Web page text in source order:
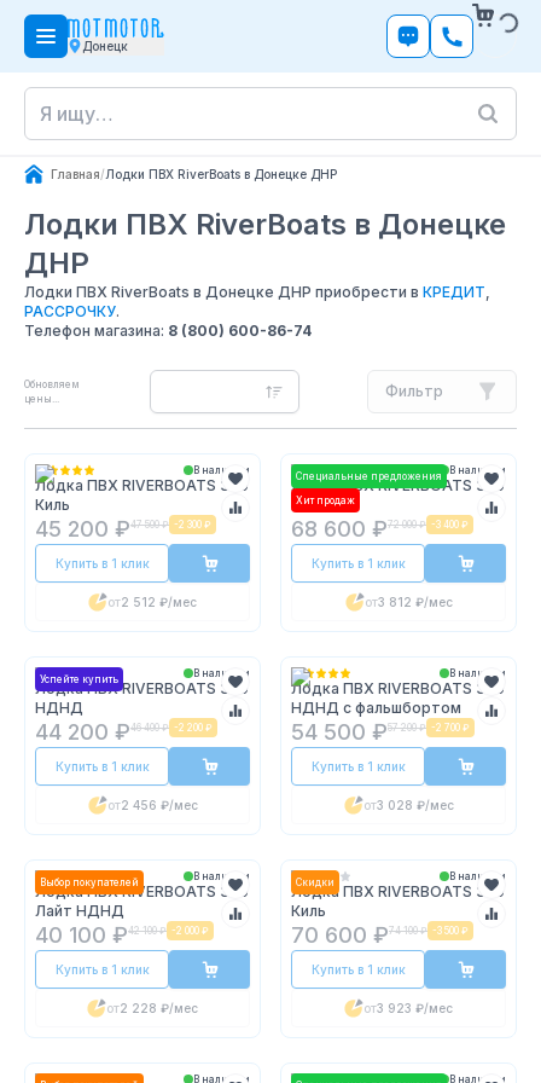
Донецк
Главная/Лодки ПВХ RiverBoats в Донецке ДНР
Лодки ПВХ RiverBoats в Донецке
ДНР
Лодки ПВХ RiverBoats в Донецке ДНР приобрести в КРЕДИТ,
РАССРОЧКУ.
Телефон магазина: 8 (800) 600-86-74
Обновляем
цены...
Фильтр
В наличии
Лодка ПВХ RIVERBOATS 370
Киль
45 200 ₽47 500 ₽ -2 300 ₽
Купить в 1 клик
от2 512 ₽/мес
Специальные предложения
Хит продаж
В наличии
Лодка ПВХ RIVERBOATS 390
НДНД
68 600 ₽72 000 ₽ -3 400 ₽
Купить в 1 клик
от3 812 ₽/мес
Успейте купить В наличии
Лодка ПВХ RIVERBOATS 350
НДНД
44 200 ₽46 400 ₽ -2 200 ₽
Купить в 1 клик
от2 456 ₽/мес
В наличии
Лодка ПВХ RIVERBOATS 370
НДНД с фальшбортом
54 500 ₽57 200 ₽ -2 700 ₽
Купить в 1 клик
от3 028 ₽/мес
Выбор покупателей В наличии
Лодка ПВХ RIVERBOATS 320
Лайт НДНД
40 100 ₽42 100 ₽ -2 000 ₽
Купить в 1 клик
от2 228 ₽/мес
Скидки В наличии
Лодка ПВХ RIVERBOATS 390
Киль
70 600 ₽74 100 ₽ -3 500 ₽
Купить в 1 клик
от3 923 ₽/мес
В наличии В наличии